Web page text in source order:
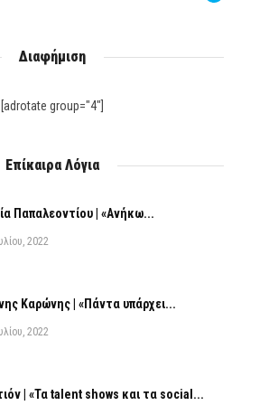
Διαφήμιση
[adrotate group="4"]
Επίκαιρα Λόγια
Παπαλεοντίου | «Ανήκω...
2022
Καρώνης | «Πάντα υπάρχει...
2022
| «Τα talent shows και τα social...